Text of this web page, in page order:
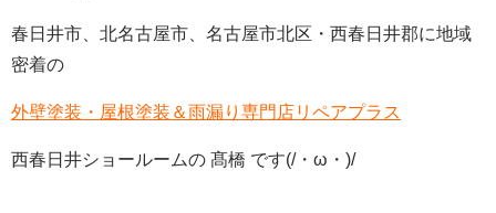
春日井市、北名古屋市、名古屋市北区・西春日井郡に地域
密着の
外壁塗装・屋根塗装＆雨漏り専門店リペアプラス
西春日井ショールームの 髙橋 です(/・ω・)/